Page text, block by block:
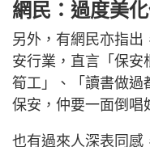
網民：過度美
另外，有網民亦指出
安行業，直言「保安
筍工」、「讀書做過
保安，仲要一面倒唱
也有過來人深表同感